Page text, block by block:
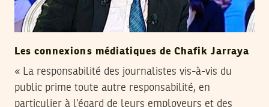
Les connexions médiatiques de Chafik Jarraya
« La responsabilité des journalistes vis-à-vis du
public prime toute autre responsabilité, en
particulier à l’égard de leurs employeurs et des